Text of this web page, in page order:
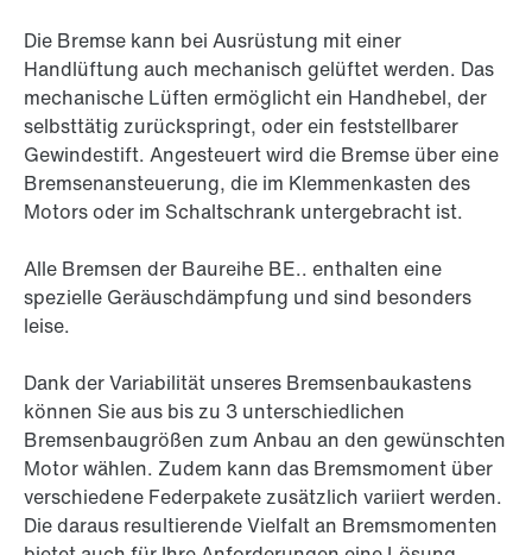
Die Bremse kann bei Ausrüstung mit einer
Handlüftung auch mechanisch gelüftet werden. Das
mechanische Lüften ermöglicht ein Handhebel, der
selbsttätig zurückspringt, oder ein feststellbarer
Gewindestift. Angesteuert wird die Bremse über eine
Bremsenansteuerung, die im Klemmenkasten des
Motors oder im Schaltschrank untergebracht ist.
Alle Bremsen der Baureihe BE.. enthalten eine
spezielle Geräuschdämpfung und sind besonders
leise.
Dank der Variabilität unseres Bremsenbaukastens
können Sie aus bis zu 3 unterschiedlichen
Bremsenbaugrößen zum Anbau an den gewünschten
Motor wählen. Zudem kann das Bremsmoment über
verschiedene Federpakete zusätzlich variiert werden.
Die daraus resultierende Vielfalt an Bremsmomenten